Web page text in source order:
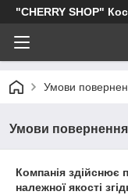
"CHERRY SHOP"
Умови
Умови повернення
Компанія здійснює
належної якості